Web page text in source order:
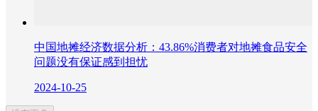
中国地摊经济数据分析：43.86%消费者对地摊食品安全
问题没有保证感到担忧
2024-10-25